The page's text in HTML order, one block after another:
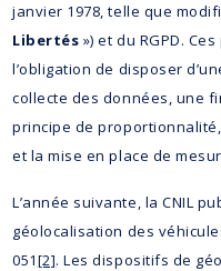
janvier 1978, telle que
Libertés ») et du RGPD.
l’obligation de disposer
collecte des données, une
principe de
et la mise en place de
L’année suivante, la CNIL
géolocalisation des
051[2]. Les dispositifs de